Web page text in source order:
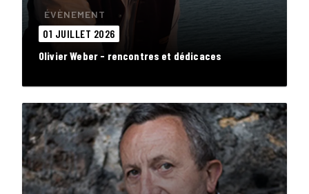
ÉVÈNEMENT
01 JUILLET 2026
Olivier Weber - rencontres et dédicaces